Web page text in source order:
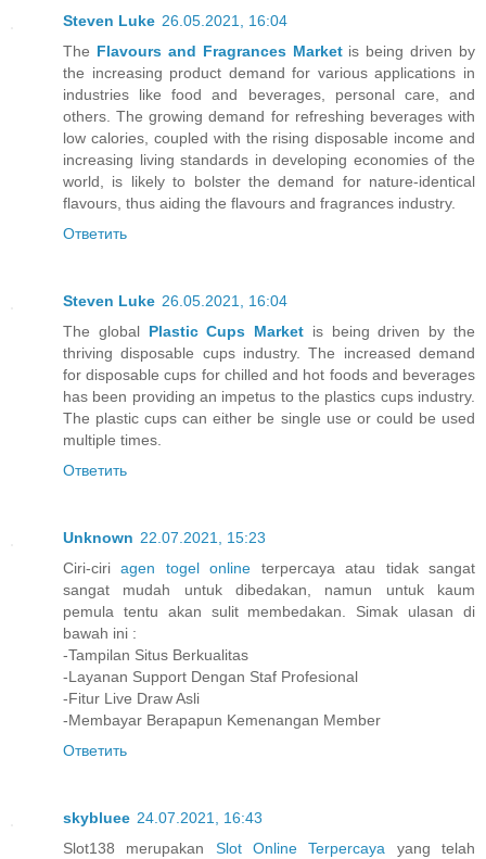
Steven Luke 26.05.2021, 16:04
The Flavours and Fragrances Marketis being driven by
the increasing product demand for various applications in
industries like food and beverages, personal care, and
others. The growing demand for refreshing beverages with
low calories, coupled with the rising disposable income and
increasing living standards in developing economies of the
world, is likely to bolster the demand for nature-identical
flavours, thus aiding the flavours and fragrances industry.
Ответить
Steven Luke 26.05.2021, 16:04
The global Plastic Cups Market is being driven by the
thriving disposable cups industry. The increased demand
for disposable cups for chilled and hot foods and beverages
has been providing an impetus to the plastics cups industry.
The plastic cups can either be single use or could be used
multiple times.
Ответить
Unknown 22.07.2021, 15:23
Ciri-ciriagen togel online terpercaya atau tidak sangat
sangat mudah untuk dibedakan, namun untuk kaum
pemula tentu akan sulit membedakan. Simak ulasan di
bawah ini :
-Tampilan Situs Berkualitas
-Layanan Support Dengan Staf Profesional
-Fitur Live Draw Asli
-Membayar Berapapun Kemenangan Member
Ответить
skybluee 24.07.2021, 16:43
Slot138 merupakan Slot Online Terpercaya yang telah